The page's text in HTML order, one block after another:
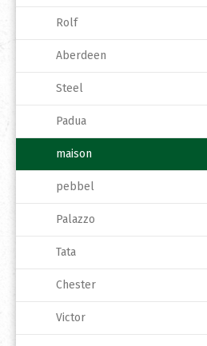
Rolf
Aberdeen
Steel
Padua
maison
pebbel
Palazzo
Tata
Chester
Victor